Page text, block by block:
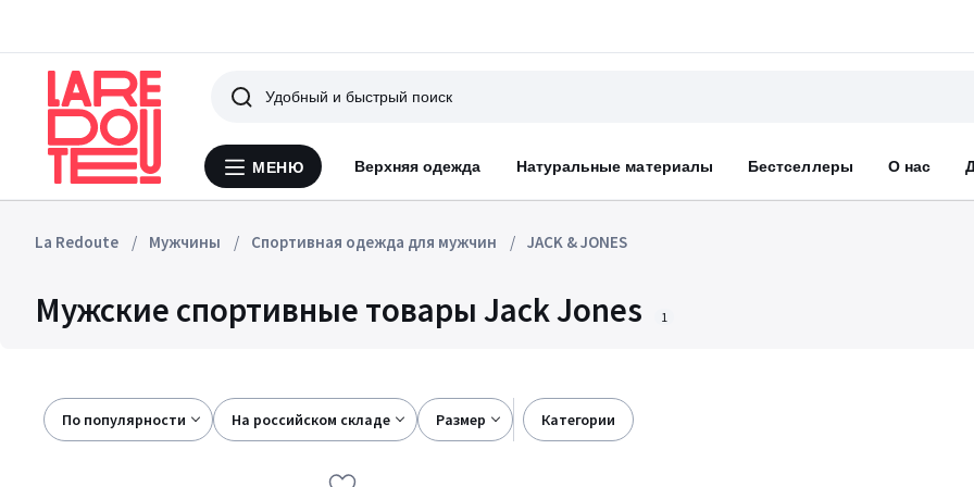
Меню
МЕНЮ Верхняя одежда Натуральные материалы Бестселлеры О нас
Поиск
La Redoute Мужчины Спортивная одежда для мужчин JACK & JONES
Мужские спортивные товары Jack Jones 1
По популярности на российском складе размер категории